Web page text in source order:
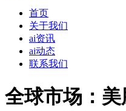
首页
关于我们
ai资讯
ai动态
联系我们
全球市场：